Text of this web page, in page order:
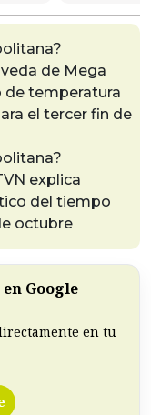
de Mega
de temperatura
el tercer fin de
explica
del tiempo
octubre
Google
en tu